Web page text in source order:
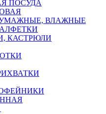
ПОСУДА
ВЛАЖНЫЕ
КАСТРЮЛИ